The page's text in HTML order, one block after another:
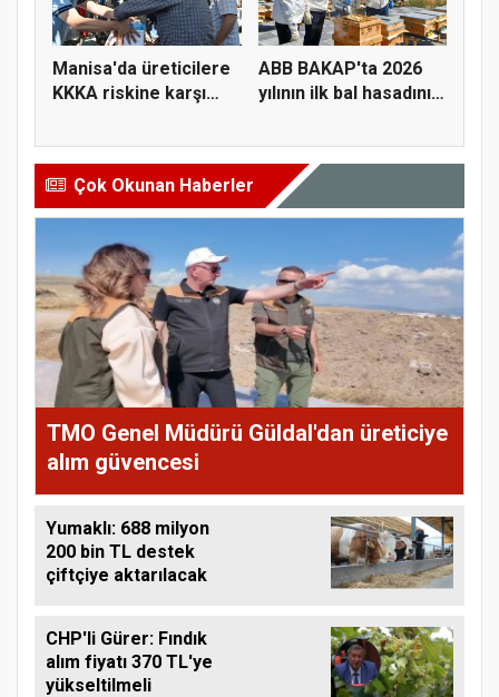
Manisa'da üreticilere
KKKA riskine karşı
ABB BAKAP'ta 2026
yılının ilk bal hasadını
Çok Okunan Haberler
TMO Genel Müdürü Güldal'dan üreticiye
alım güvencesi
Yumaklı: 688 milyon
200 bin TL destek
çiftçiye aktarılacak
CHP'li Gürer: Fındık
alım fiyatı 370 TL'ye
yükseltilmeli